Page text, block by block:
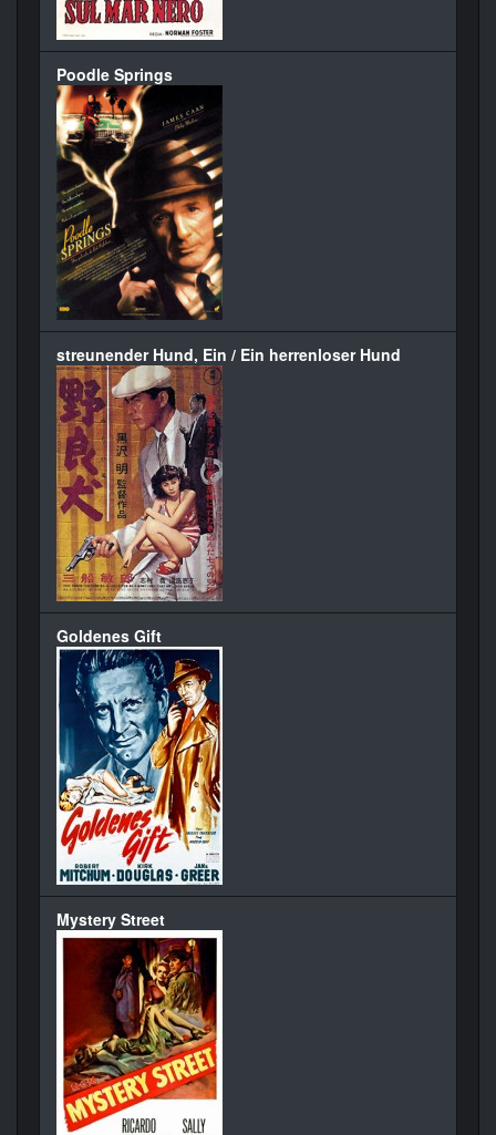
Poodle Springs
streunender Hund, Ein / Ein herrenloser Hund
Goldenes Gift
Mystery Street